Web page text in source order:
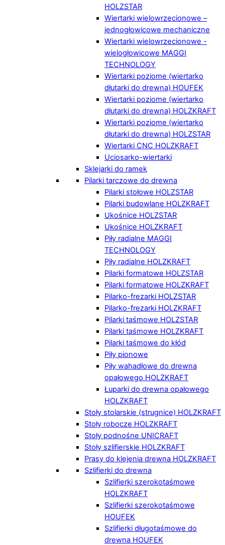
HOLZSTAR
Wiertarki wielowrzecionowe –
jednogłowicowe mechaniczne
Wiertarki wielowrzecionowe -
wielogłowicowe MAGGI
TECHNOLOGY
Wiertarki poziome (wiertarko
dłutarki do drewna) HOUFEK
Wiertarki poziome (wiertarko
dłutarki do drewna) HOLZKRAFT
Wiertarki poziome (wiertarko
dłutarki do drewna) HOLZSTAR
Wiertarki CNC HOLZKRAFT
Uciosarko-wiertarki
Sklejarki do ramek
Pilarki tarczowe do drewna
Pilarki stołowe HOLZSTAR
Pilarki budowlane HOLZKRAFT
Ukośnice HOLZSTAR
Ukośnice HOLZKRAFT
Piły radialne MAGGI
TECHNOLOGY
Piły radialne HOLZKRAFT
Pilarki formatowe HOLZSTAR
Pilarki formatowe HOLZKRAFT
Pilarko-frezarki HOLZSTAR
Pilarko-frezarki HOLZKRAFT
Pilarki taśmowe HOLZSTAR
Pilarki taśmowe HOLZKRAFT
Pilarki taśmowe do kłód
Piły pionowe
Piły wahadłowe do drewna
opałowego HOLZKRAFT
Łuparki do drewna opałowego
HOLZKRAFT
Stoły stolarskie (strugnice) HOLZKRAFT
Stoły robocze HOLZKRAFT
Stoły podnośne UNICRAFT
Stoły szlifierskie HOLZKRAFT
Prasy do klejenia drewna HOLZKRAFT
Szlifierki do drewna
Szlifierki szerokotaśmowe
HOLZKRAFT
Szlifierki szerokotaśmowe
HOUFEK
Szlifierki długotaśmowe do
drewna HOUFEK